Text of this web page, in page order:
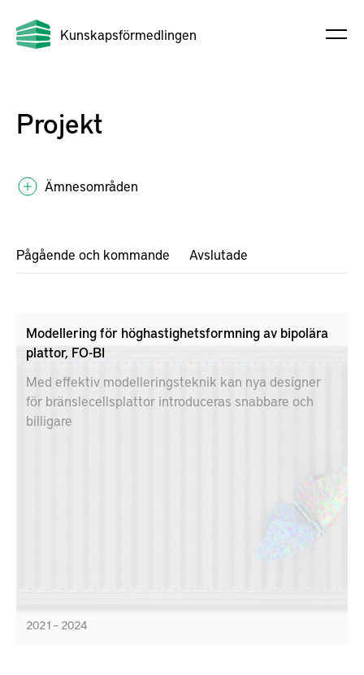
Kunskapsförmedlingen
Projekt
Ämnesområden
Pågående och kommande Avslutade
Modellering för höghastighetsformning av bipolära
plattor, FO-BI
Med effektiv modelleringsteknik kan nya designer
för bränslecellsplattor introduceras snabbare och
billigare
2021 – 2024